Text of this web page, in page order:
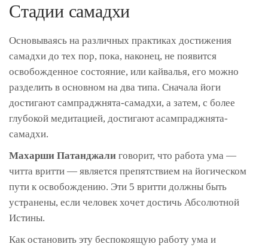
Стадии самадхи
Основываясь на различных практиках достижения
самадхи до тех пор, пока, наконец, не появится
освобожденное состояние, или кайвалья, его можно
разделить в основном на два типа. Сначала йоги
достигают сампраджнята-самадхи, а затем, с более
глубокой медитацией, достигают асампраджнята-
самадхи.
Махарши Патанджали говорит, что работа ума —
читта вритти — является препятствием на йогическом
пути к освобождению. Эти 5 вритти должны быть
устранены, если человек хочет достичь Абсолютной
Истины.
Как остановить эту беспокоящую работу ума и